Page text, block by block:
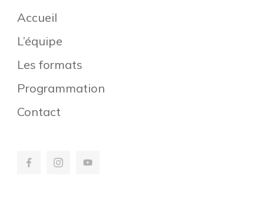
Accueil
L’équipe
Les formats
Programmation
Contact